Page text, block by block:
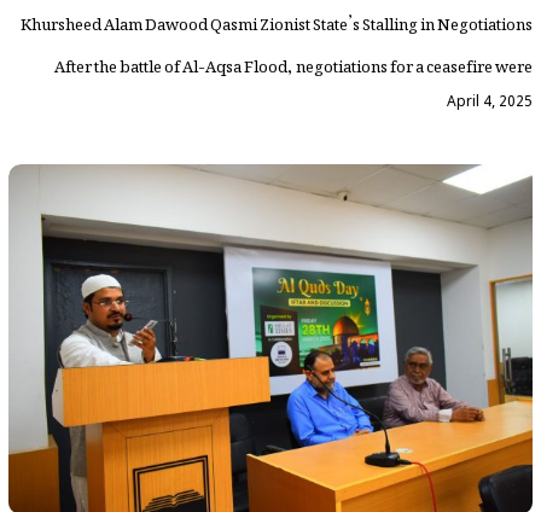
Khursheed Alam Dawood Qasmi Zionist State’s Stalling in Negotiations
After the battle of Al-Aqsa Flood, negotiations for a ceasefire were
April 4, 2025